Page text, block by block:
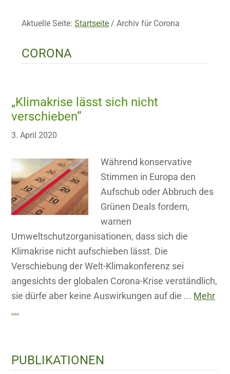
Aktuelle Seite:Startseite / Archiv für Corona
CORONA
„Klimakrise lässt sich nicht
verschieben“
3. April 2020
Während konservative
Stimmen in Europa den
Aufschub oder Abbruch des
Grünen Deals fordern,
warnen
Umweltschutzorganisationen, dass sich die
Klimakrise nicht aufschieben lässt. Die
Verschiebung der Welt-Klimakonferenz sei
angesichts der globalen Corona-Krise verständlich,
sie dürfe aber keine Auswirkungen auf die ... Mehr
...
Haupt-
Sidebar
PUBLIKATIONEN